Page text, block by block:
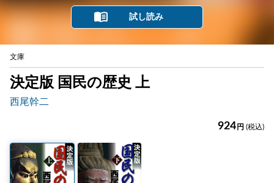
試し読み
文庫
決定版 国民の歴史 上
西尾幹二
924 円 (税込)